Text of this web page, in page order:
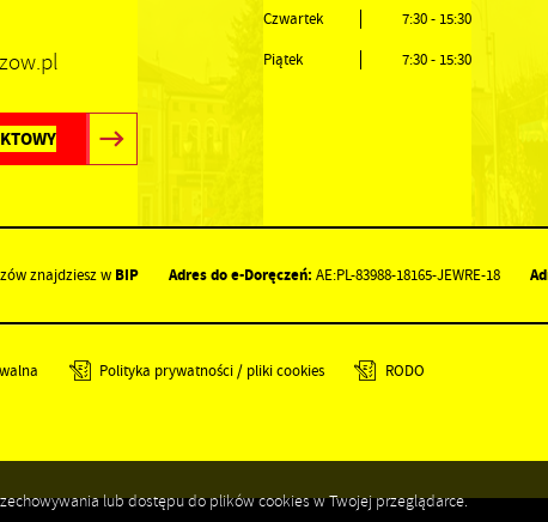
Czwartek 7:30 - 15:30
Piątek 7:30 - 15:30
znajdziesz w BIP Adres do e-Doręczeń: AE:PL-83988-18165-JEWRE-18
Polityka prywatności / pliki cookies RODO
lub dostępu do plików cookies w Twojej przeglądarce.